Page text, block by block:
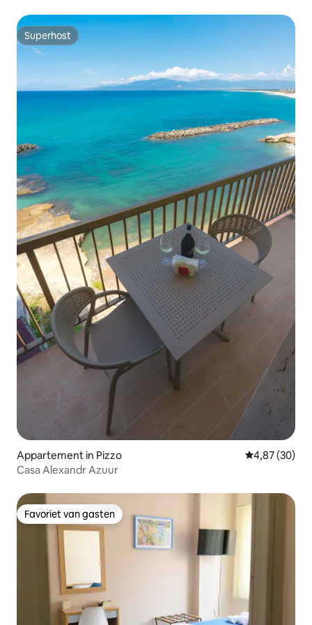
Superhost
Superhost
Appartement in Pizzo Gemiddelde
4,87 (30)
Casa Alexandr Azuur
Favoriet van gasten
Favoriet van gasten